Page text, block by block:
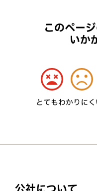
このペー
いか
とてもわかりにく